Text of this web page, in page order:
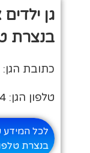
גן
בנצרת
כתובת הגן:
טלפון הגן: 04-6459204
לכל המידע
בנצרת טלפון